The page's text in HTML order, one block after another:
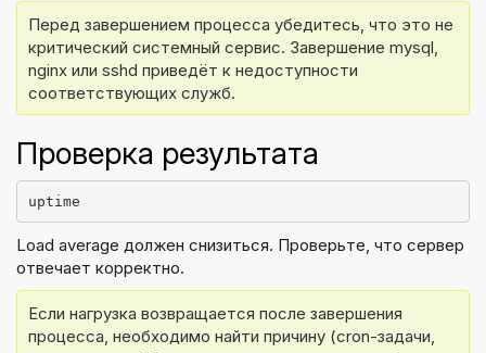
Перед завершением процесса убедитесь, что это не
критический системный сервис. Завершение mysql,
nginx или sshd приведёт к недоступности
соответствующих служб.
Проверка результата
uptime
Load average должен снизиться. Проверьте, что сервер
отвечает корректно.
Если нагрузка возвращается после завершения
процесса, необходимо найти причину (cron-задачи,